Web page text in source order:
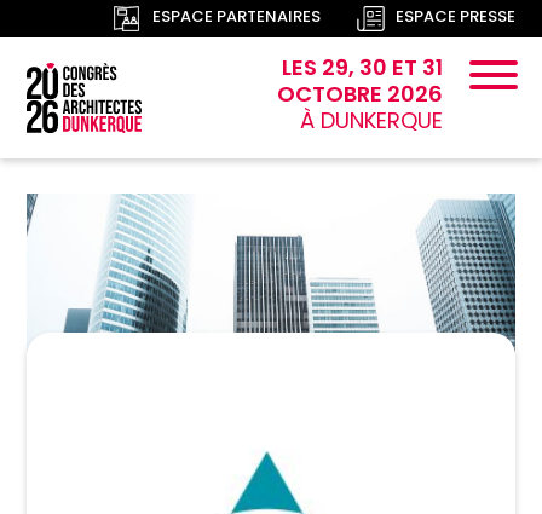
ESPACE PARTENAIRES ESPACE PRESSE
LES 29, 30 ET 31
OCTOBRE 2026
À DUNKERQUE